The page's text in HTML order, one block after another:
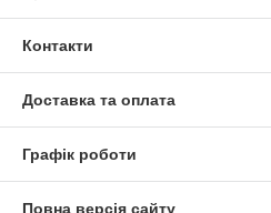
Контакти
Доставка та оплата
Графік роботи
Повна версія сайту